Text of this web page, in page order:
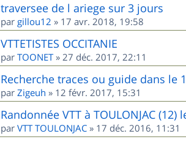
traversee de l ariege sur 3 jours
par gillou12 » 17 avr. 2018, 19:58
VTTETISTES OCCITANIE
par TOONET» 27 déc. 2017, 22:11
Recherche traces ou guide dans le
par Zigeuh » 12 févr. 2017, 15:31
Randonnée VTT à TOULONJAC (12)
par VTT TOULONJAC » 17 déc. 2016, 11:31